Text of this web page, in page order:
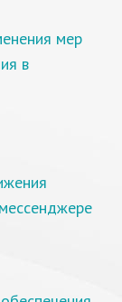
мер
в